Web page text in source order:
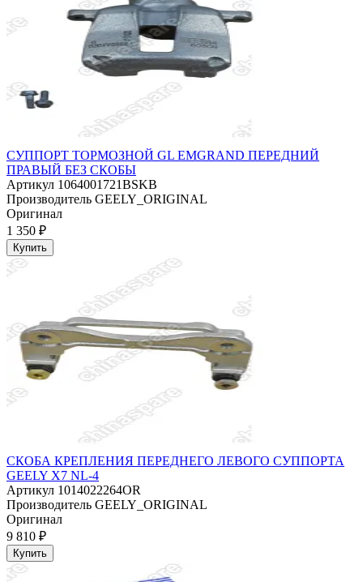
СУППОРТ ТОРМОЗНОЙ GL EMGRAND ПЕРЕДНИЙ
ПРАВЫЙ БЕЗ СКОБЫ
Артикул 1064001721BSKB
Производитель GEELY_ORIGINAL
Оригинал
1 350 ₽
Купить
СКОБА КРЕПЛЕНИЯ ПЕРЕДНЕГО ЛЕВОГО СУППОРТА
GEELY X7 NL-4
Артикул 1014022264OR
Производитель GEELY_ORIGINAL
Оригинал
9 810 ₽
Купить